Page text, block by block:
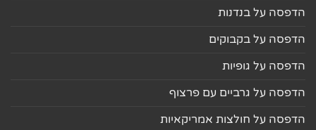
הדפסה על בנדנות
הדפסה על בקבוקים
הדפסה על גופיות
הדפסה על גרביים עם פרצוף
הדפסה על חולצות אמריקאיות